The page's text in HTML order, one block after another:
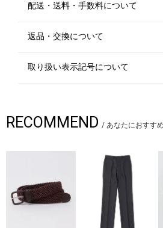
※商品が届きましたらすぐに配送箱からお出
※お直しご希望のお客様は、お近くのSHIPS
※画像の商品はサンプルです。
実際の商品と仕様、加工、サイズが若干異
配送・送料・手数料について
返品・交換について
取り扱い表示記号について
RECOMMEND / あなたにおすす